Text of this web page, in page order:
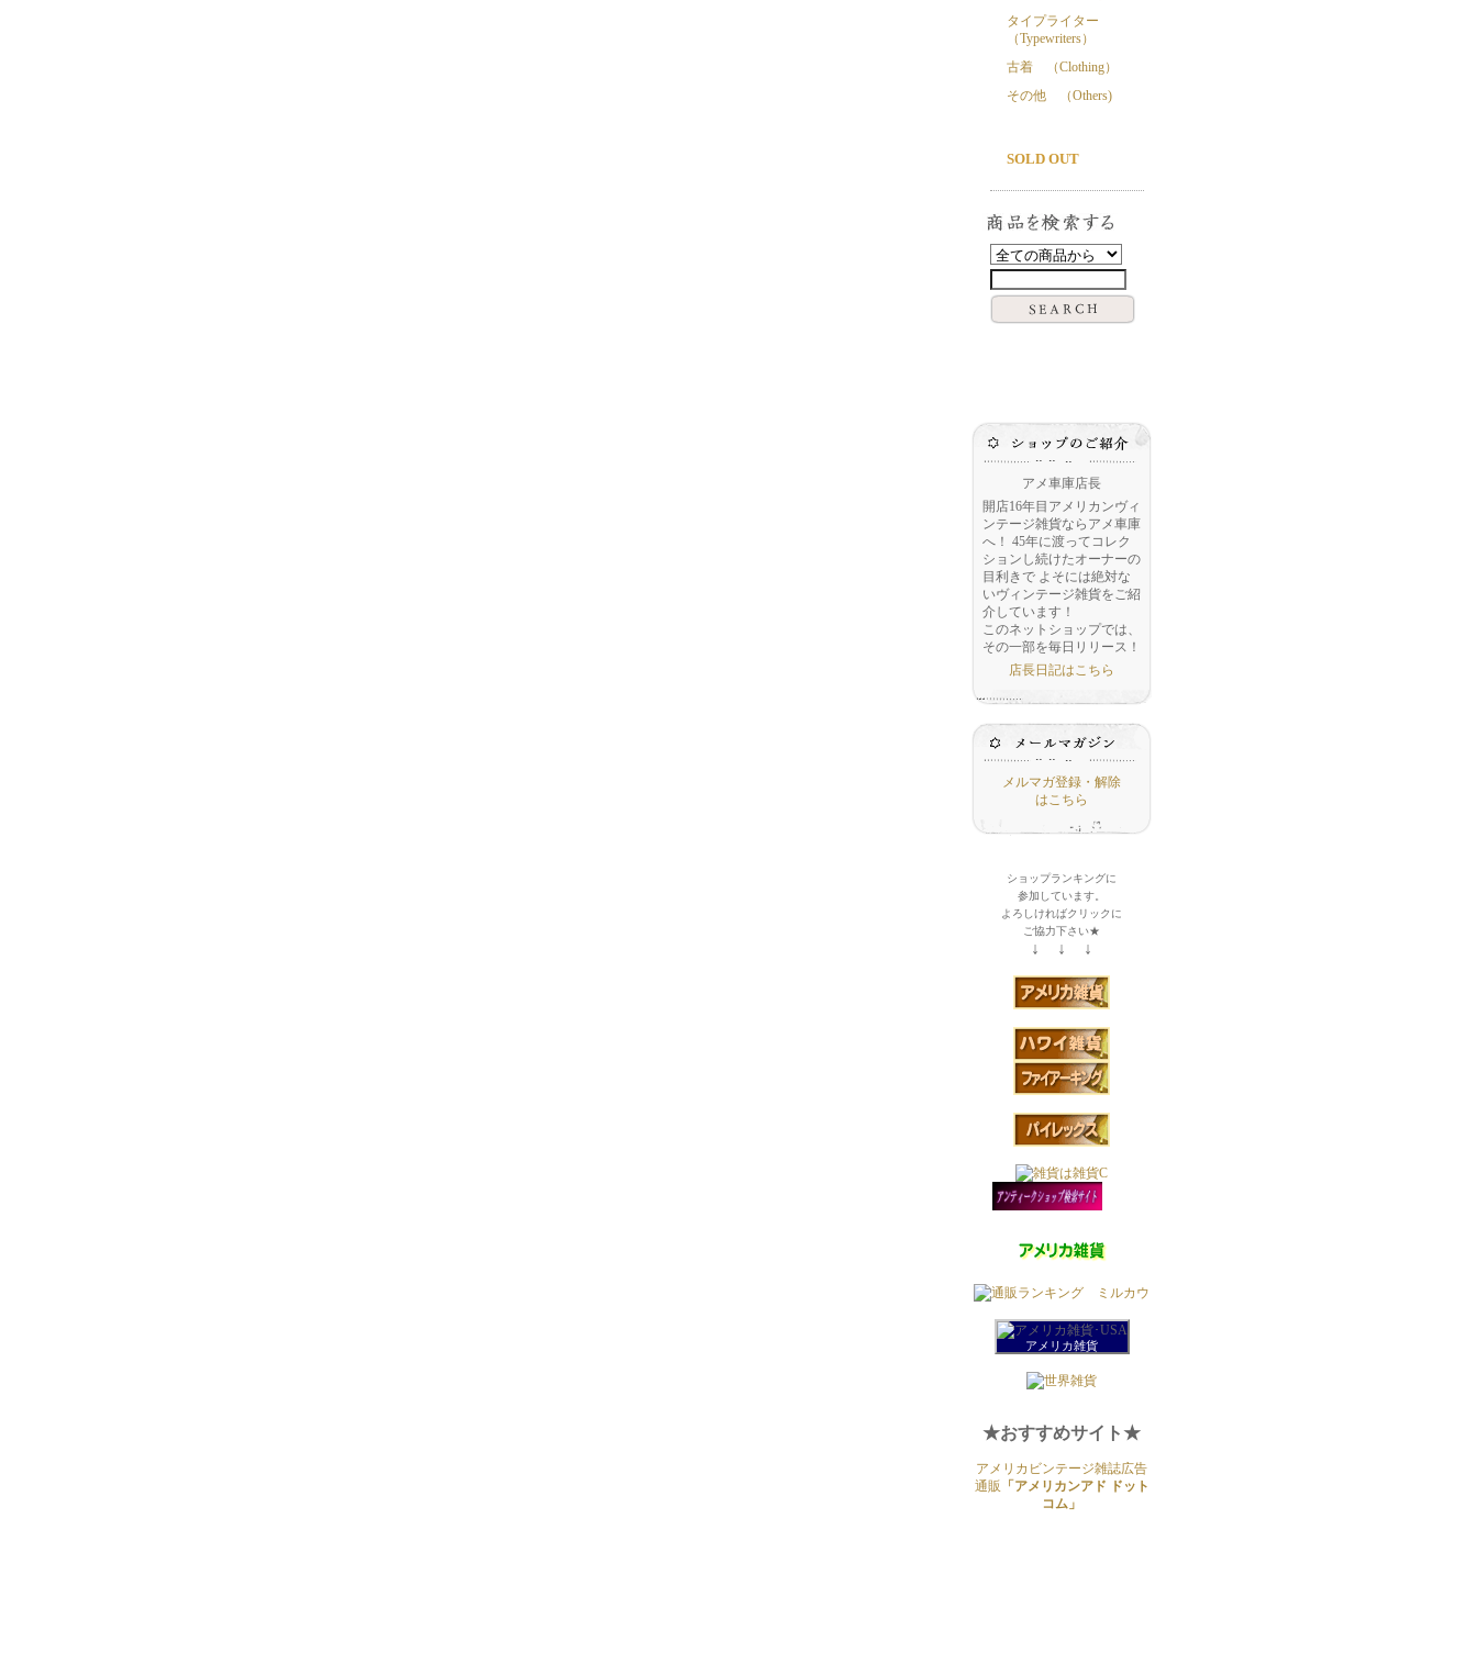
タイプライター
（Typewriters）
古着 （Clothing）
その他 （Others)
SOLD OUT
アメ車庫店長
開店16年目アメリカンヴィ
ンテージ雑貨ならアメ車庫
へ！ 45年に渡ってコレク
ションし続けたオーナーの
目利きで よそには絶対な
いヴィンテージ雑貨をご紹
介しています！
このネットショップでは、
その一部を毎日リリース！
店長日記はこちら
メルマガ登録・解除
はこちら
ショップランキングに
参加しています。
よろしければクリックに
ご協力下さい★
↓ ↓ ↓
アメリカ雑貨
★おすすめサイト★
アメリカビンテージ雑誌広告
通販
「アメリカンアド ドット
コム」